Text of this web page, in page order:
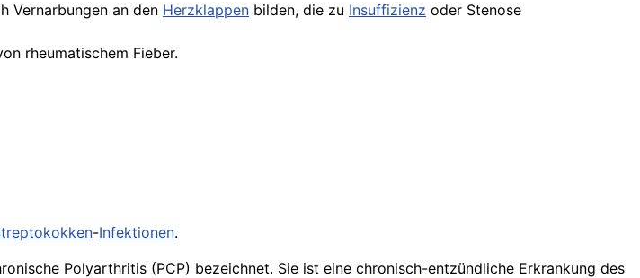
Vernarbungen an den Herzklappen bilden, die zu Insuffizienz oder Stenose
rheumatischem Fieber.
-Infektionen.
Polyarthritis (PCP) bezeichnet. Sie ist eine chronisch-entzündliche Erkrankung des